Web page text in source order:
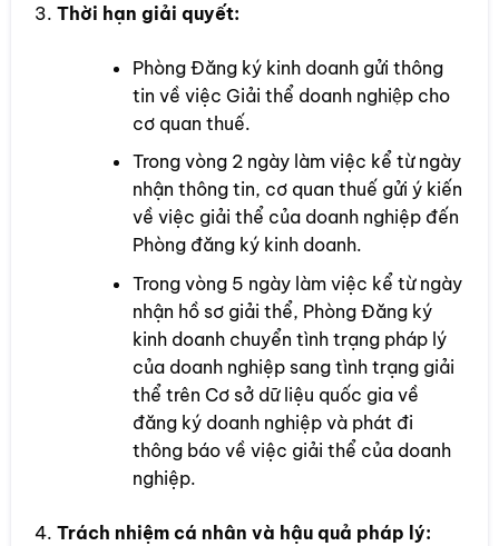
Thời hạn giải quyết:
Phòng Đăng ký kinh doanh gửi thông
tin về việc Giải thể doanh nghiệp cho
cơ quan thuế.
Trong vòng 2 ngày làm việc kể từ ngày
nhận thông tin, cơ quan thuế gửi ý kiến
về việc giải thể của doanh nghiệp đến
Phòng đăng ký kinh doanh.
Trong vòng 5 ngày làm việc kể từ ngày
nhận hồ sơ giải thể, Phòng Đăng ký
kinh doanh chuyển tình trạng pháp lý
của doanh nghiệp sang tình trạng giải
thể trên Cơ sở dữ liệu quốc gia về
đăng ký doanh nghiệp và phát đi
thông báo về việc giải thể của doanh
nghiệp.
Trách nhiệm cá nhân và hậu quả pháp lý: